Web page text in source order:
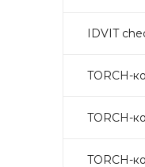
IDVIT
TORCH-
TORCH-
TORCH-